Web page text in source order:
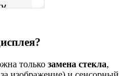
только замена стекла,